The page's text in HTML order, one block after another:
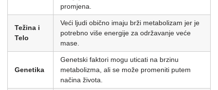
promjena.
Težina i
Telo
Veći ljudi obično imaju brži metabolizam jer je
potrebno više energije za održavanje veće
mase.
Genetika
Genetski faktori mogu uticati na brzinu
metabolizma, ali se može promeniti putem
načina života.